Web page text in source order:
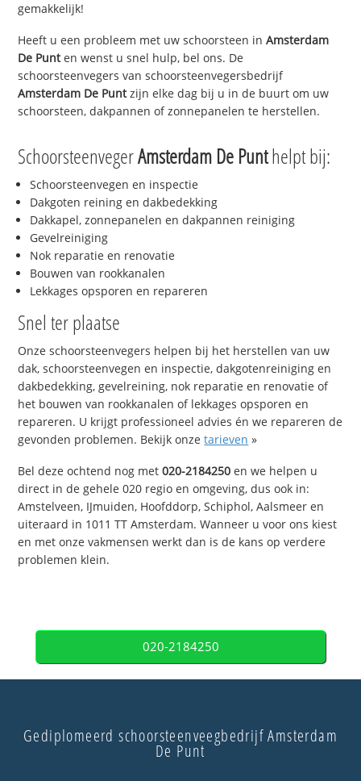
gemakkelijk!
Heeft u een probleem met uw schoorsteen inAmsterdam
De Punten wenst u snel hulp, bel ons. De
schoorsteenvegers van schoorsteenvegersbedrijf
Amsterdam De Puntzijn elke dag bij u in de buurt om uw
schoorsteen, dakpannen of zonnepanelen te herstellen.
SchoorsteenvegerAmsterdam De Punthelpt bij:
Schoorsteenvegen en inspectie
Dakgoten reining en dakbedekking
Dakkapel, zonnepanelen en dakpannen reiniging
Gevelreiniging
Nok reparatie en renovatie
Bouwen van rookkanalen
Lekkages opsporen en repareren
Snel ter plaatse
Onze schoorsteenvegers helpen bij het herstellen van uw
dak, schoorsteenvegen en inspectie, dakgotenreiniging en
dakbedekking, gevelreining, nok reparatie en renovatie of
het bouwen van rookkanalen of lekkages opsporen en
repareren. U krijgt professioneel advies én we repareren de
gevonden problemen. Bekijk onzetarieven »
Bel deze ochtend nog met020-2184250 en we helpen u
direct in de gehele 020 regio en omgeving, dus ook in:
Amstelveen, IJmuiden, Hoofddorp, Schiphol, Aalsmeer en
uiteraard in 1011 TT Amsterdam. Wanneer u voor ons kiest
en met onze vakmensen werkt dan is de kans op verdere
problemen klein.
020-2184250
Gediplomeerd schoorsteenveegbedrijf Amsterdam
De Punt